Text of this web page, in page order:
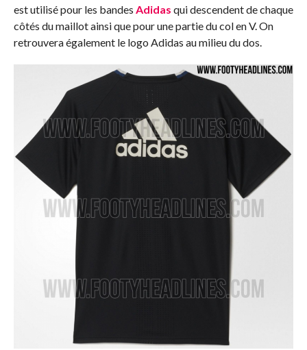
est utilisé pour les bandes Adidas qui descendent de chaque
côtés du maillot ainsi que pour une partie du col en V. On
retrouvera également le logo Adidas au milieu du dos.